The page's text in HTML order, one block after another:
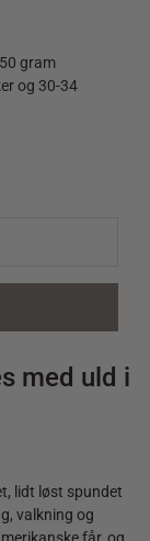
gram
og 30-34
med uld i
lidt løst spundet
valkning og